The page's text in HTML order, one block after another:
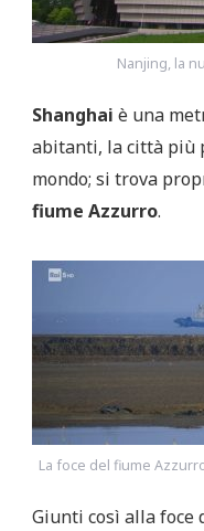
Nanjing, la
Shanghai è una
abitanti, la città più
mondo; si trova
fiume Azzurro.
La foce del fiume
Giunti così alla foce